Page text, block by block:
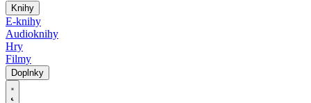
Knihy
E-knihy
Audioknihy
Hry
Filmy
Doplnky